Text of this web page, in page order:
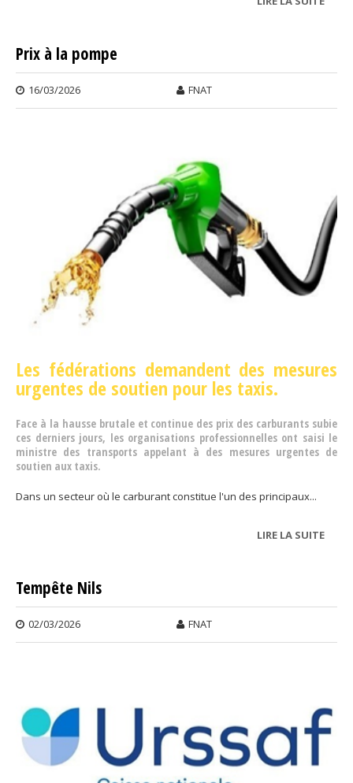
Prix à la pompe
16/03/2026 FNAT
Les fédérations demandent des mesures
urgentes de soutien pour les taxis.
Face à la hausse brutale et continue des prix des carburants subie
ces derniers jours, les organisations professionnelles ont saisi le
ministre des transports appelant à des mesures urgentes de
soutien aux taxis.
Dans un secteur où le carburant constitue l'un des principaux...
LIRE LA SUITEDE
Tempête Nils
02/03/2026 FNAT